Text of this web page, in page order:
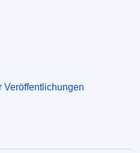
Veröffentlichungen